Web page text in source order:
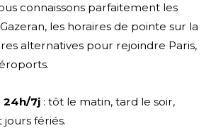
connaissons parfaitement les
les horaires de pointe sur la
alternatives pour rejoindre Paris,
24h/7j : tôt le matin, tard le soir,
fériés.